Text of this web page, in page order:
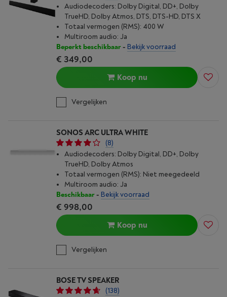
Audiodecoders: Dolby Digital, DD+, Dolby
TrueHD, Dolby Atmos, DTS, DTS-HD, DTS X
Totaal vermogen (RMS): 400 W
Multiroom audio: Ja
Beperkt beschikbaar- Bekijk voorraad
€ 349,00
Koop nu
Vergelijken
SONOS ARC ULTRA WHITE
(8)
Audiodecoders: Dolby Digital, DD+, Dolby
TrueHD, Dolby Atmos
Totaal vermogen (RMS): Niet meegedeeld
Multiroom audio: Ja
Beschikbaar- Bekijk voorraad
€ 998,00
Koop nu
Vergelijken
BOSE TV SPEAKER
(138)